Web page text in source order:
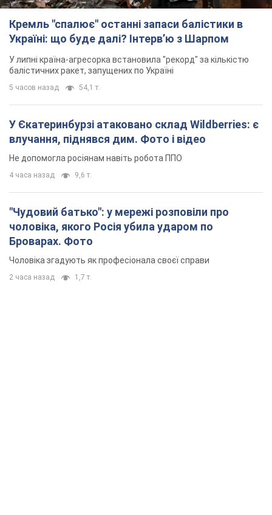
Кремль "спалює" останні запаси балістики в
Україні: що буде далі? Інтерв’ю з Шарпом
У липні країна-агресорка встановила "рекорд" за кількістю
балістичних ракет, запущених по Україні
5 часов назад 54,1 т.
У Єкатеринбурзі атаковано склад Wildberries: є
влучання, піднявся дим. Фото і відео
Не допомогла росіянам навіть робота ППО
4 часа назад 9,6 т.
"Чудовий батько": у мережі розповіли про
чоловіка, якого Росія убила ударом по
Броварах. Фото
Чоловіка згадують як професіонала своєї справи
2 часа назад 1,7 т.